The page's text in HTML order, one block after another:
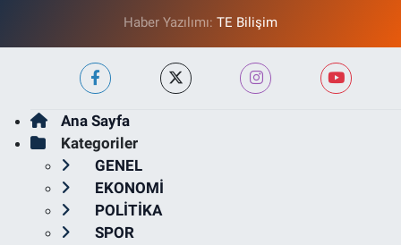
Haber Yazılımı: TE Bilişim
Ana Sayfa
Kategoriler
GENEL
EKONOMİ
POLİTİKA
SPOR